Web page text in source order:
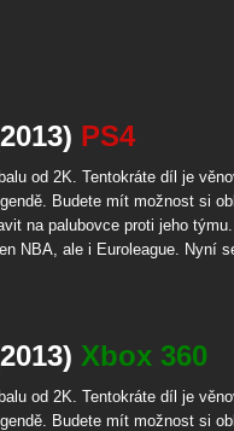
PS4
od 2K. Tentokráte díl je
Budete mít možnost si
na palubovce proti jeho
NBA, ale i Euroleague. Nyní
Xbox 360
od 2K. Tentokráte díl je
Budete mít možnost si